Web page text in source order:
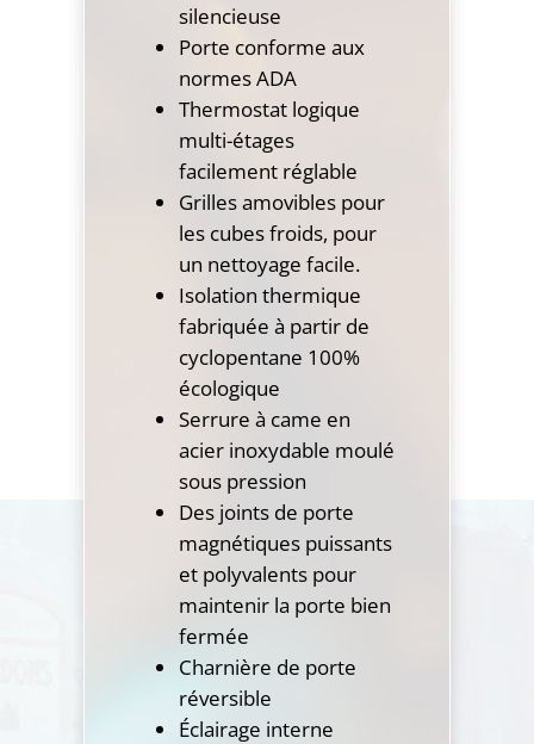
silencieuse
Porte conforme aux
normes ADA
Thermostat logique
multi-étages
facilement réglable
Grilles amovibles pour
les cubes froids, pour
un nettoyage facile.
Isolation thermique
fabriquée à partir de
cyclopentane 100%
écologique
Serrure à came en
acier inoxydable moulé
sous pression
Des joints de porte
magnétiques puissants
et polyvalents pour
maintenir la porte bien
fermée
Charnière de porte
réversible
Éclairage interne